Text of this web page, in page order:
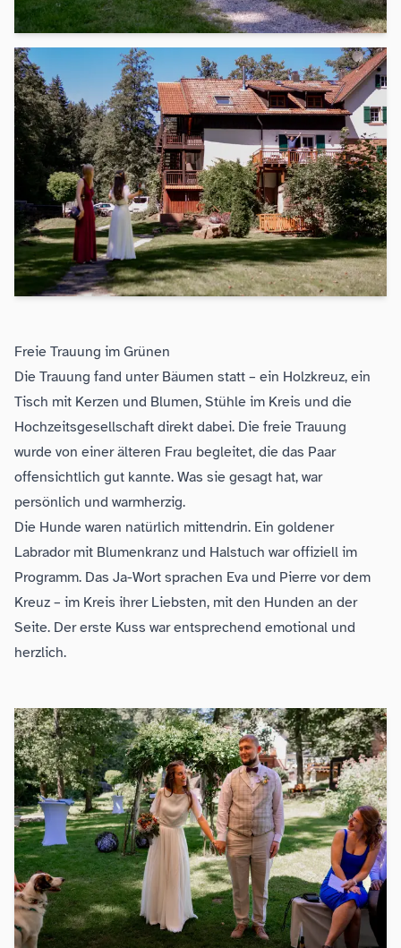
Freie Trauung im Grünen
Die Trauung fand unter Bäumen statt – ein Holzkreuz, ein
Tisch mit Kerzen und Blumen, Stühle im Kreis und die
Hochzeitsgesellschaft direkt dabei. Die freie Trauung
wurde von einer älteren Frau begleitet, die das Paar
offensichtlich gut kannte. Was sie gesagt hat, war
persönlich und warmherzig.
Die Hunde waren natürlich mittendrin. Ein goldener
Labrador mit Blumenkranz und Halstuch war offiziell im
Programm. Das Ja-Wort sprachen Eva und Pierre vor dem
Kreuz – im Kreis ihrer Liebsten, mit den Hunden an der
Seite. Der erste Kuss war entsprechend emotional und
herzlich.